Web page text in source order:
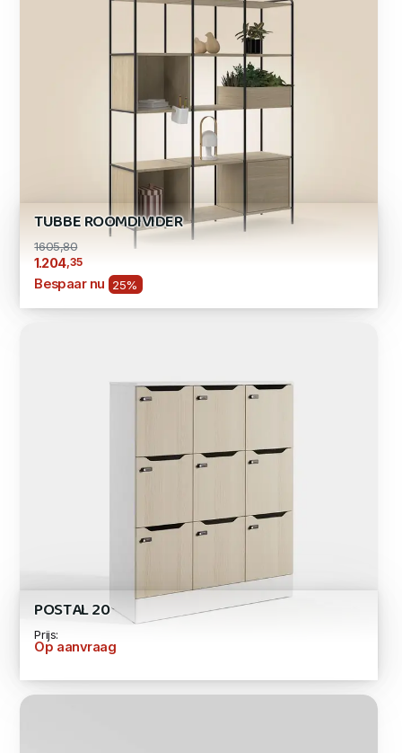
TUBBE ROOMDIVIDER
1605,80
1.204,35
Bespaar nu 25%
POSTAL 20
Prijs:
Op aanvraag